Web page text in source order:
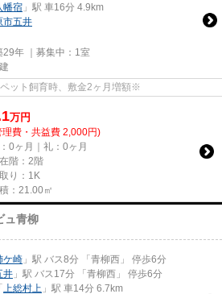
幡宿 」駅 車16分 4.9km
市五井
年 ｜募集中： 1室
ト飼育時、敷金2ヶ月増額※
万円
理費・共益費 2,000円)
0ヶ月｜礼：0ヶ月
階：2階
り：1K
：21.00㎡
ュ青柳
ケ崎 」駅 バス8分 「青柳西」 停歩6分
井 」駅 バス17分 「青柳西」 停歩6分
「 上総村上 」駅 車14分 6.7km